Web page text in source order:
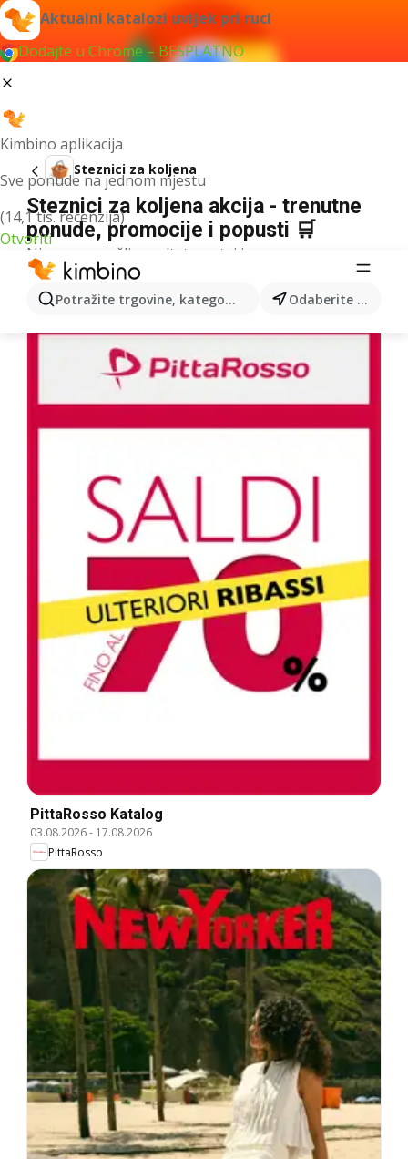
Aktualni katalozi uvijek pri ruci
Dodajte u Chrome – BESPLATNO
Kimbino aplikacija
Sve ponude na jednom mjestu
(14,1 tis. recenzija)
Otvoriti
Potražite trgovine, kategorije, proizvode... Odaberite grad
Steznici za koljena
Steznici za koljena akcija - trenutne
ponude, promocije i popusti 🛒
Nismo pronašli rezultate za taj izraz.
Više kataloga iz kategorije
PittaRosso Katalog
03.08.2026- 17.08.2026
PittaRosso